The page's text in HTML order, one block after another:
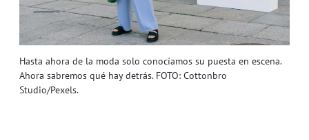
Hasta ahora de la moda solo conocíamos su puesta en escena.
Ahora sabremos qué hay detrás. FOTO: Cottonbro
Studio/Pexels.